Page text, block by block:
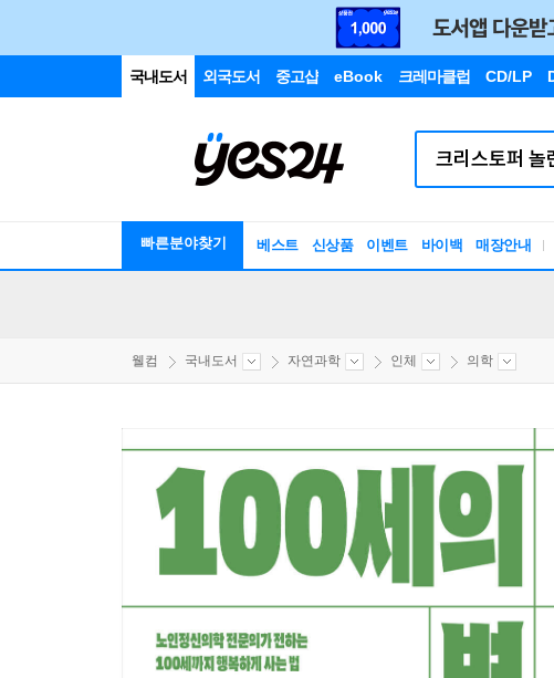
국내도서 외국도서 중고샵 eBook 크레마클럽 CD/LP
빠른분야찾기 베스트 신상품 이벤트 바이백 매장안내
웰컴 국내도서 자연과학 인체 의학